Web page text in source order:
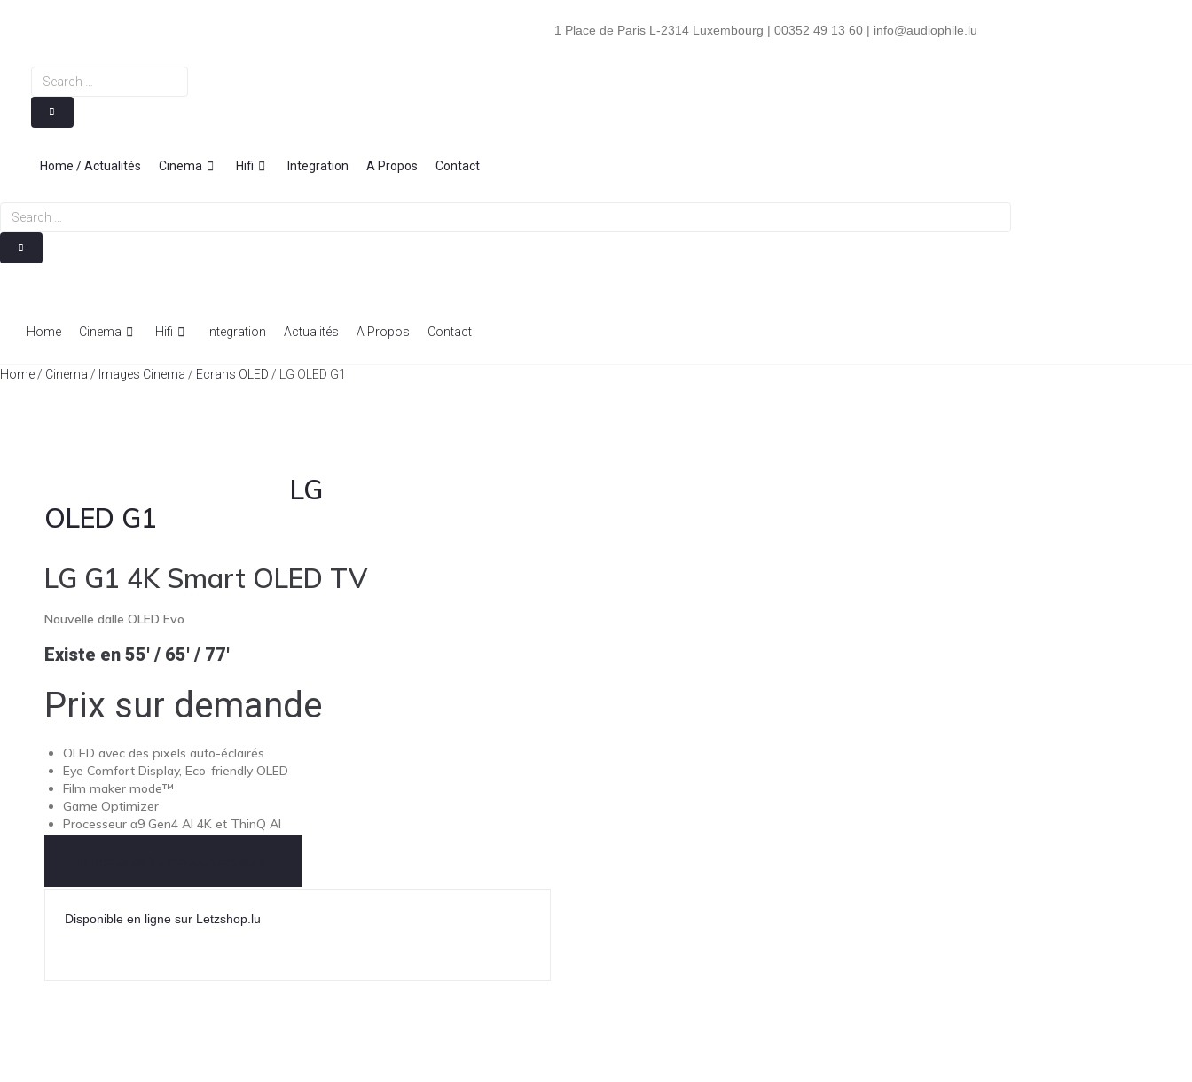
1 Place de Paris L-2314 Luxembourg | 00352 49 13 60 | info@audiophile.lu
Search
…
Home / Actualités Cinema Hifi Integration A Propos Contact
Search
…
Home Cinema Hifi Integration Actualités A Propos Contact
Home / Cinema / Images Cinema / Ecrans OLED / LG OLED G1
LG
OLED G1
LG G1 4K Smart OLED TV
Nouvelle dalle OLED Evo
Existe en 55′ / 65′ / 77′
Prix sur demande
OLED avec des pixels auto-éclairés
Eye Comfort Display, Eco-friendly OLED
Film maker mode™
Game Optimizer
Processeur α9 Gen4 AI 4K et ThinQ AI
Disponible en ligne sur Letzshop.lu